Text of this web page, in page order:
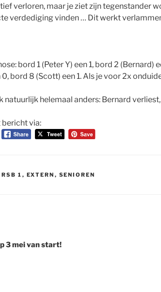
verloren, maar je ziet zijn tegenstander
verdediging vinden … Dit werkt
bord 1 (Peter Y) een 1, bord 2 (Bernard)
bord 8 (Scott) een 1. Als je voor 2x
natuurlijk helemaal anders: Bernard
bericht via:
1 , EXTERN , SENIOREN
3 mei van start!